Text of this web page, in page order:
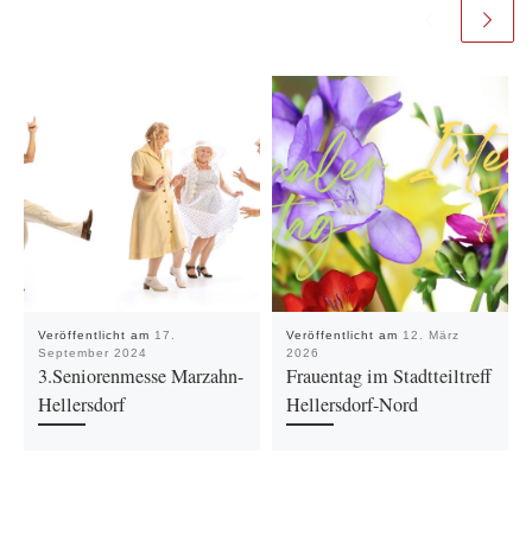
Veröffentlicht am 17.
September 2024
3.Seniorenmesse Marzahn-
Hellersdorf
Veröffentlicht am 12. März
2026
Frauentag im Stadtteiltreff
Hellersdorf-Nord